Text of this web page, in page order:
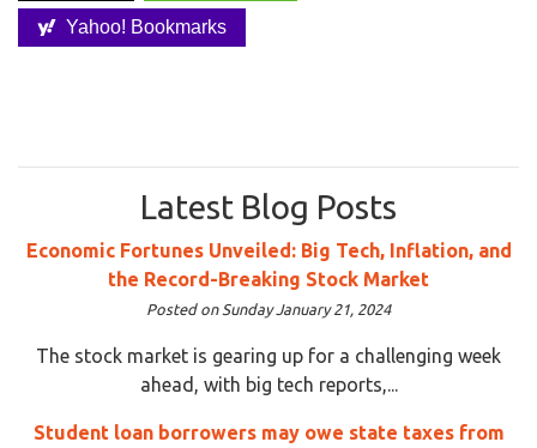
Yahoo! Bookmarks
Latest Blog Posts
Economic Fortunes Unveiled: Big Tech, Inflation, and
the Record-Breaking Stock Market
Posted on Sunday January 21, 2024
The stock market is gearing up for a challenging week
ahead, with big tech reports,...
Student loan borrowers may owe state taxes from